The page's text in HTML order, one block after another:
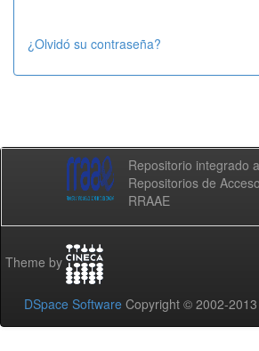
¿Olvidó su contraseña?
Repositorio integrado
Repositorios de
RRAAE
Theme by
DSpace Software Copyright © 2002-2013